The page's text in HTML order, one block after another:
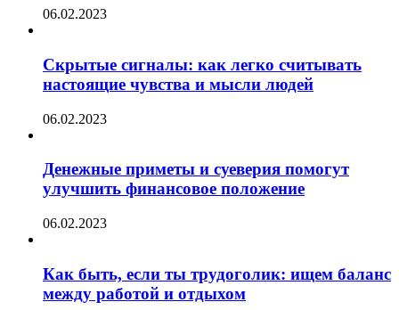
06.02.2023
Скрытые сигналы: как легко считывать
настоящие чувства и мысли людей
06.02.2023
Денежные приметы и суеверия помогут
улучшить финансовое положение
06.02.2023
Как быть, если ты трудоголик: ищем баланс
между работой и отдыхом